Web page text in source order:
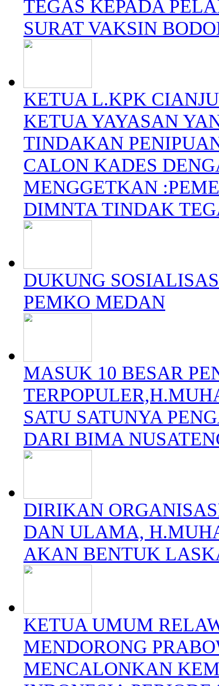
TEGAS KEPADA
SURAT VAKSIN
KETUA L.KPK
KETUA YAYASAN
TINDAKAN
CALON KADES
MENGGETKAN
DIMNTA TINDAK
DUKUNG
PEMKO MEDAN
MASUK 10 BESAR
SATU SATUNYA
DARI BIMA
DIRIKAN
DAN ULAMA,
AKAN BENTUK
KETUA UMUM
MENDORONG
MENCALONKAN